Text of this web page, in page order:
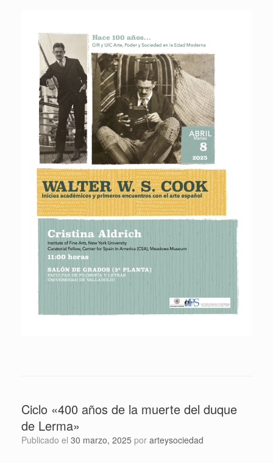
Ciclo «400 años de la muerte del duque
de Lerma»
Publicado el 30 marzo, 2025 por arteysociedad